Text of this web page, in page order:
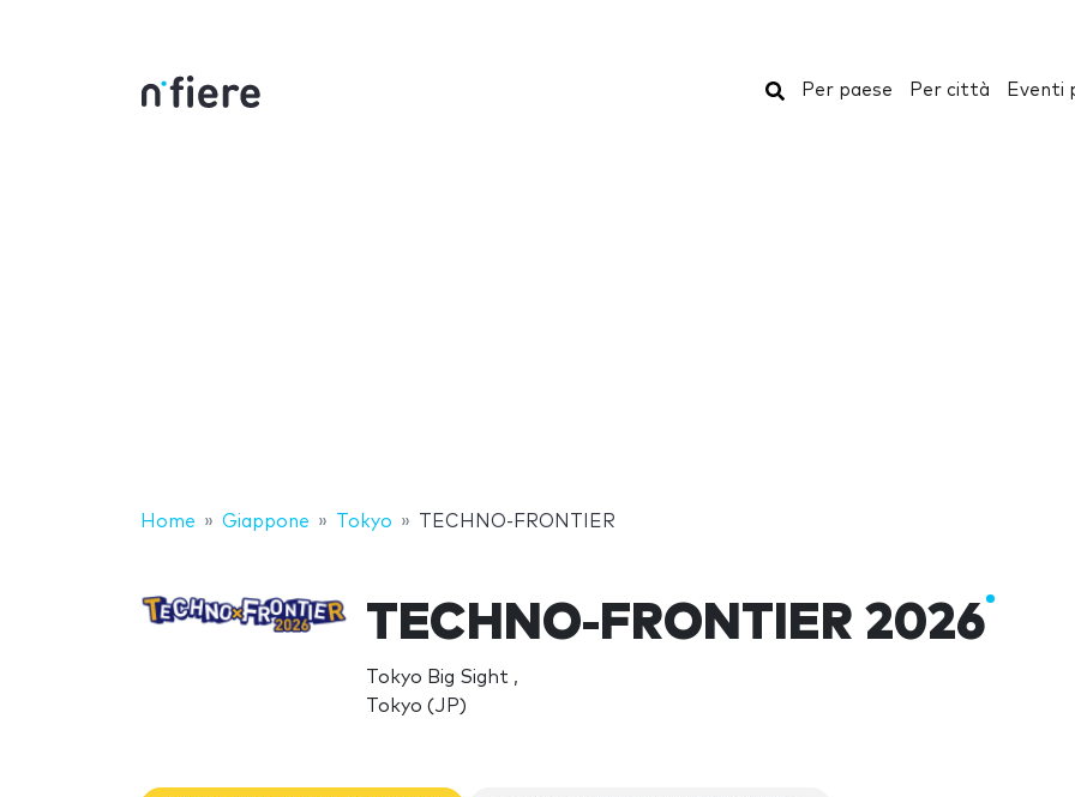
Cerca
Per paese Per città Eventi
Home Giappone Tokyo TECHNO-FRONTIER
TECHNO-FRONTIER 2026
Tokyo Big Sight ,
Tokyo (JP)